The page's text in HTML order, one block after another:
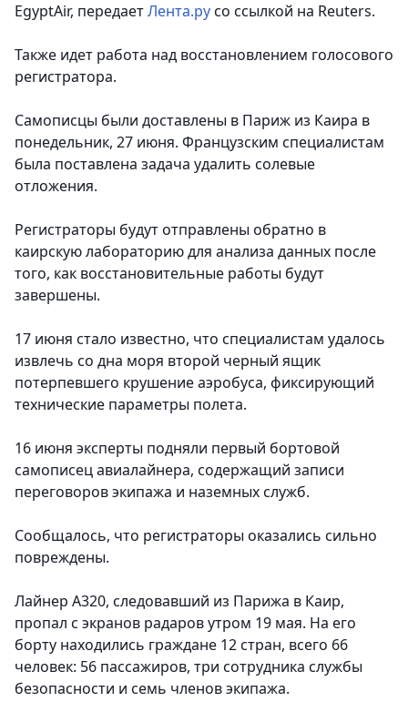
EgyptAir, передаетЛента.русо ссылкой на Reuters.
Также идет работа над восстановлением голосового
регистратора.
Самописцы были доставлены в Париж из Каира в
понедельник, 27 июня. Французским специалистам
была поставлена задача удалить солевые
отложения.
Регистраторы будут отправлены обратно в
каирскую лабораторию для анализа данных после
того, как восстановительные работы будут
завершены.
17 июня стало известно, что специалистам удалось
извлечь со дна моря второй черный ящик
потерпевшего крушение аэробуса, фиксирующий
технические параметры полета.
16 июня эксперты подняли первый бортовой
самописец авиалайнера, содержащий записи
переговоров экипажа и наземных служб.
Сообщалось, что регистраторы оказались сильно
повреждены.
Лайнер А320, следовавший из Парижа в Каир,
пропал с экранов радаров утром 19 мая. На его
борту находились граждане 12 стран, всего 66
человек: 56 пассажиров, три сотрудника службы
безопасности и семь членов экипажа.